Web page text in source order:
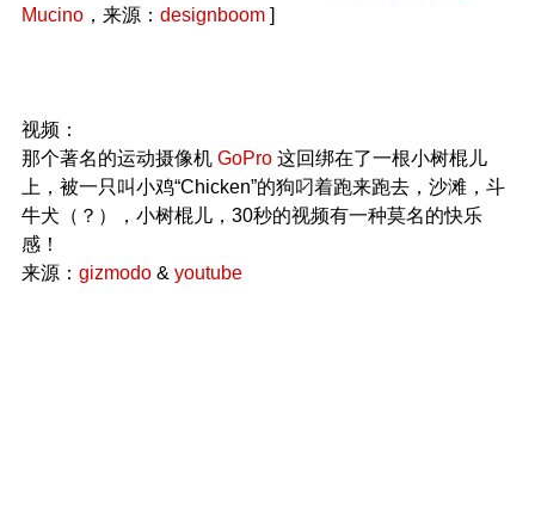
Mucino，来源： designboom]
视频：
那个著名的运动摄像机 GoPro这回绑在了一根小树棍儿
上，被一只叫小鸡“Chicken”的狗叼着跑来跑去，沙滩，斗
牛犬（？），小树棍儿，30秒的视频有一种莫名的快乐
感！
来源： gizmodo& youtube